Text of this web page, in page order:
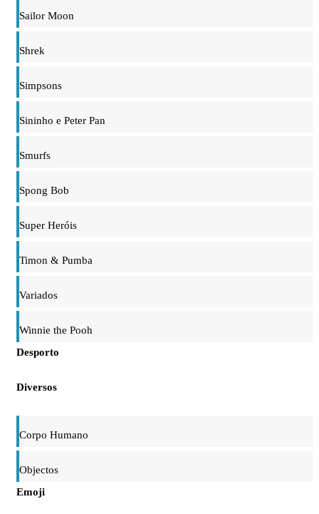
Sailor Moon
Shrek
Simpsons
Sininho e Peter Pan
Smurfs
Spong Bob
Super Heróis
Timon & Pumba
Variados
Winnie the Pooh
Desporto
Diversos
Corpo Humano
Objectos
Emoji